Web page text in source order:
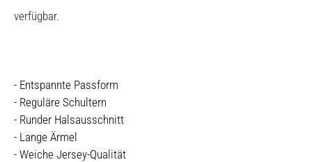
verfügbar.
- Entspannte Passform
- Reguläre Schultern
- Runder Halsausschnitt
- Lange Ärmel
- Weiche Jersey-Qualität